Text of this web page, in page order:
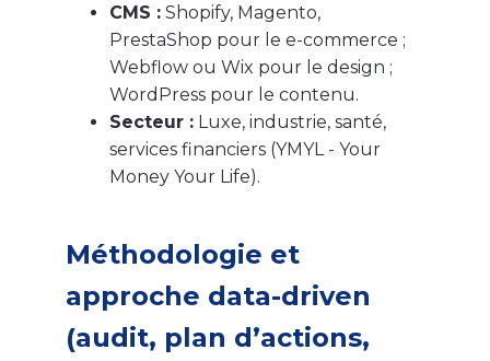
CMS : Shopify, Magento,
PrestaShop pour le e-commerce ;
Webflow ou Wix pour le design ;
WordPress pour le contenu.
Secteur : Luxe, industrie, santé,
services financiers (YMYL - Your
Money Your Life).
Méthodologie et
approche data-driven
(audit, plan d’actions,